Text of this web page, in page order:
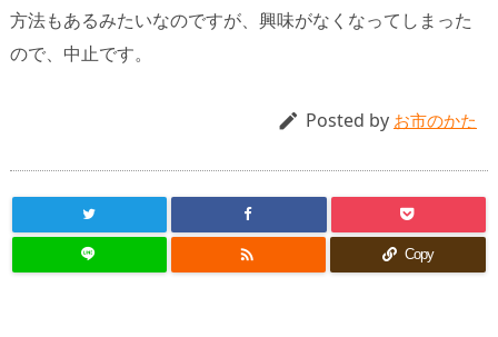
方法もあるみたいなのですが、興味がなくなってしまった
ので、中止です。
 Posted by お市のかた
 Copy